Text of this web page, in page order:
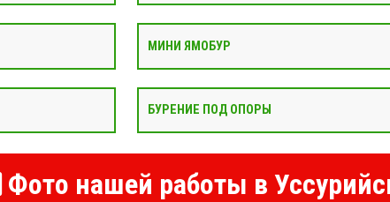
МИНИ ЯМОБУР
БУРЕНИЕ ПОД ОПОРЫ
Фото нашей работы в